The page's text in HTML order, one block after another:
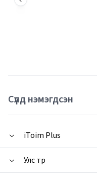
Сүүлд нэмэгдсэн
iToim Plus
Улс төр